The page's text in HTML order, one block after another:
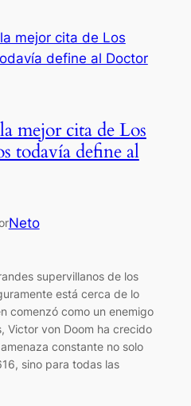
mejor cita de Los
todavía define al
Neto
supervillanos de los
está cerca de lo
comenzó como un enemigo
Victor von Doom ha crecido
constante no solo
sino para todas las